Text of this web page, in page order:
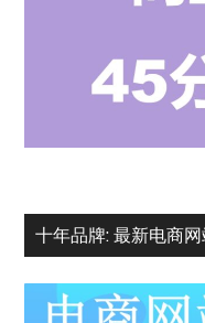
十年品牌: 最新电商